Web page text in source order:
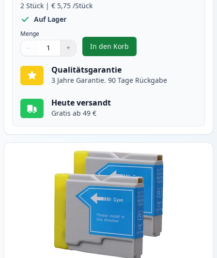
2 Stück | € 5,75 /Stück
Auf Lager
Menge
Verwenden Sie die Tasten, um anzupassen
− +
1
In den Korb
, 2 stück Brother LC1000BK
Qualitätsgarantie
3 Jahre Garantie. 90 Tage Rückgabe
Heute versandt
Gratis ab 49 €